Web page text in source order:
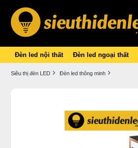
Đèn led nội thất Đèn led ngoại thất
Siêu thị đèn LED Đèn led thông minh